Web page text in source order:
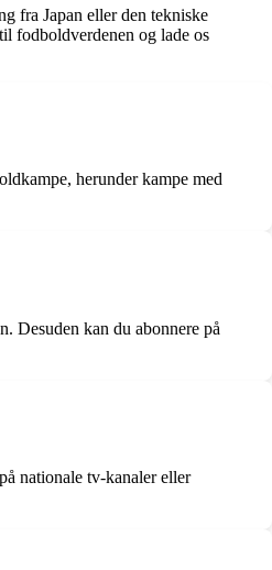
fra Japan eller den tekniske
fodboldverdenen og lade os
herunder kampe med
Desuden kan du abonnere på
nationale tv-kanaler eller